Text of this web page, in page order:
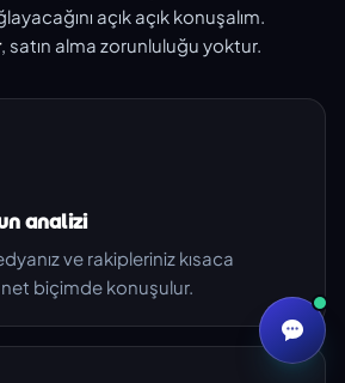
açık açık konuşalım.
, satın alma zorunluluğu yoktur.
analizi
ve rakipleriniz kısaca
biçimde konuşulur.